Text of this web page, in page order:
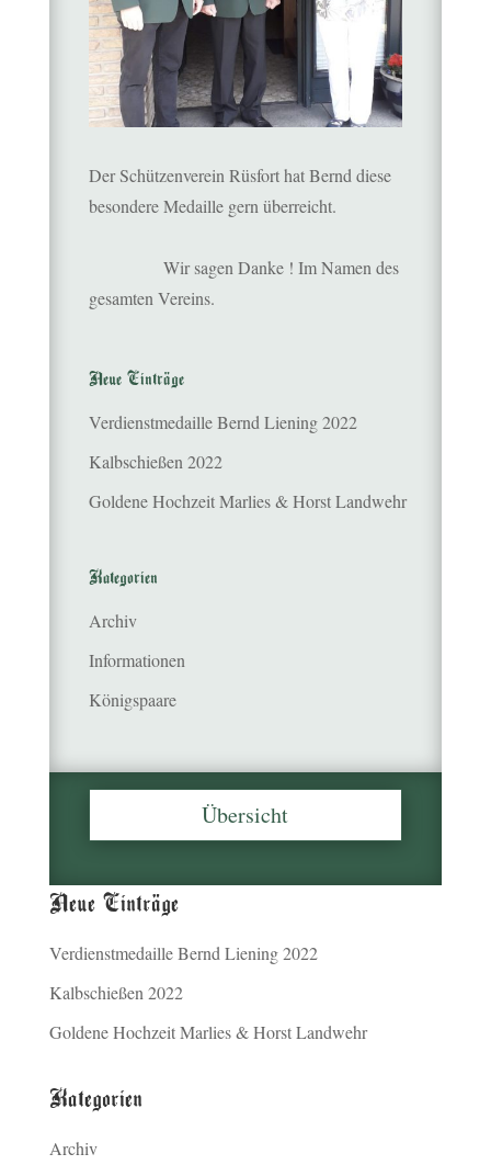
Der Schützenverein Rüsfort hat Bernd diese
besondere Medaille gern überreicht.
Wir sagen Danke ! Im Namen des
gesamten Vereins.
Neue Einträge
Verdienstmedaille Bernd Liening 2022
Kalbschießen 2022
Goldene Hochzeit Marlies & Horst Landwehr
Kategorien
Archiv
Informationen
Königspaare
Übersicht
Neue Einträge
Verdienstmedaille Bernd Liening 2022
Kalbschießen 2022
Goldene Hochzeit Marlies & Horst Landwehr
Kategorien
Archiv